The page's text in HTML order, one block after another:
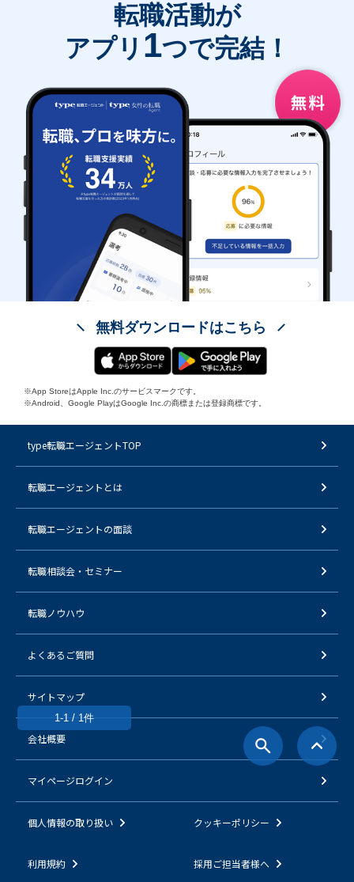
1-1 / 1件
転職活動が
アプリ 1つで完結！
無料ダウンロードはこちら
※App StoreはApple Inc.のサービスマークです。
※Android、Google PlayはGoogle Inc.の商標または登録商標です。
type転職エージェントTOP
転職エージェントとは
転職エージェントの面談
転職相談会・セミナー
転職ノウハウ
よくあるご質問
サイトマップ
会社概要
マイページログイン
個人情報の取り扱い クッキーポリシー
利用規約 採用ご担当者様へ